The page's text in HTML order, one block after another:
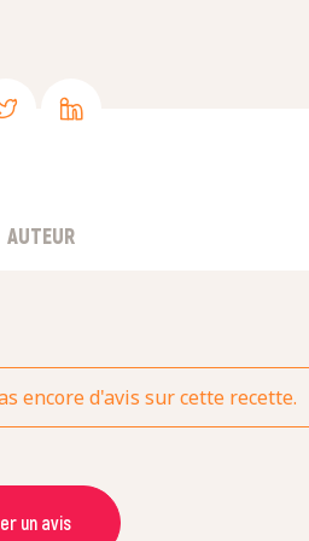
AUTEUR
encore d'avis sur cette recette.
un avis